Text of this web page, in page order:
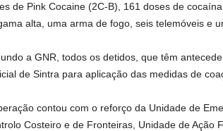
de Pink Cocaine (2C-B), 161 doses de
alta, uma arma de fogo, seis telemóveis e
a GNR, todos os detidos, que têm
de Sintra para aplicação das medidas de
contou com o reforço da Unidade de
Costeiro e de Fronteiras, Unidade de Ação